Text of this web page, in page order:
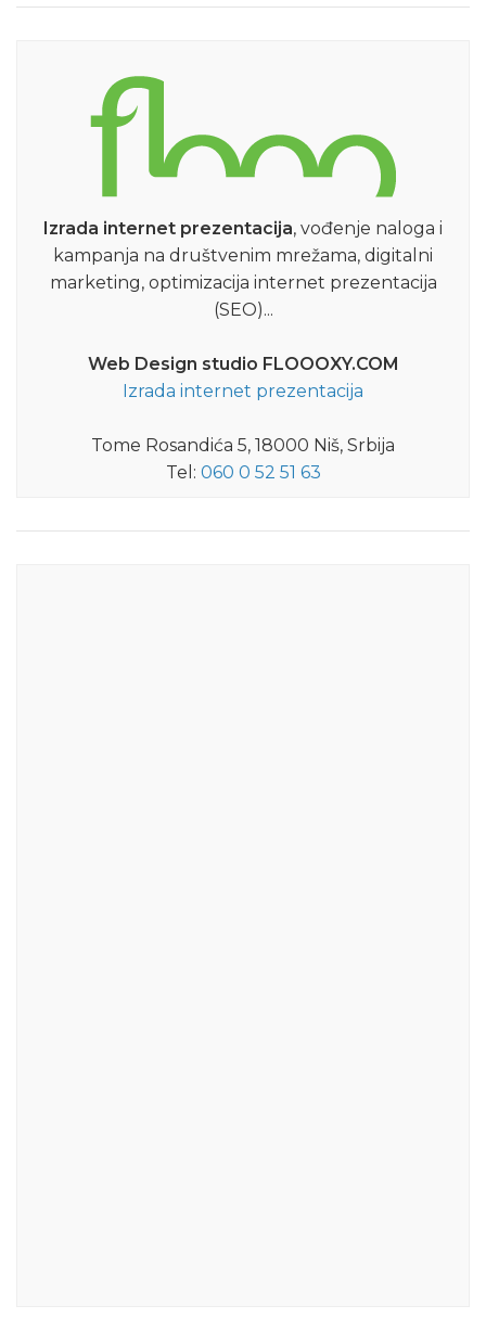
Izrada internet prezentacija, vođenje naloga i
kampanja na društvenim mrežama, digitalni
marketing, optimizacija internet prezentacija
(SEO)...
Web Design studio FLOOOXY.COM
Izrada internet prezentacija
Tome Rosandića 5, 18000 Niš, Srbija
Tel: 060 0 52 51 63